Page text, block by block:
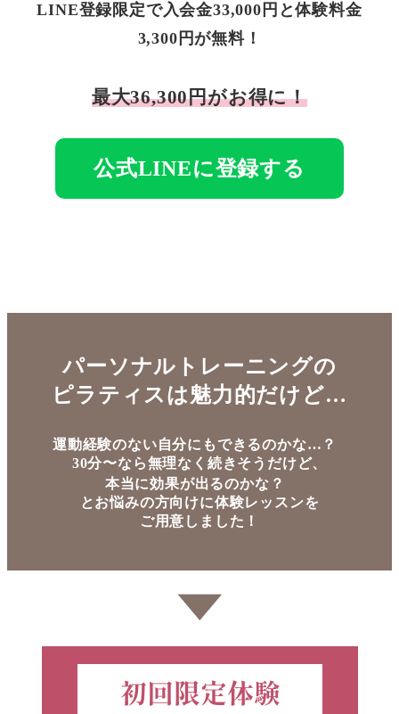
LINE登録限定で入会金33,000円と体験料金
3,300円が無料！
最大36,300円がお得に！
公式LINEに登録する
パーソナルトレーニングの
ピラティスは魅力的だけど…
運動経験のない自分にもできるのかな…？
30分〜なら無理なく続きそうだけど、
本当に効果が出るのかな？
とお悩みの方向けに体験レッスンを
ご用意しました！